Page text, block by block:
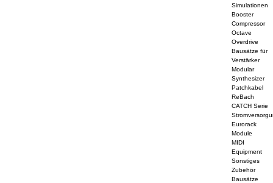
Simulationen
Booster
Compressor
Octave
Overdrive
Bausätze für
Verstärker
Modular
Synthesizer
Patchkabel
ReBach
CATCH Serie
Eurorack
Module
MIDI
Equipment
Sonstiges
Zubehör
Bausätze